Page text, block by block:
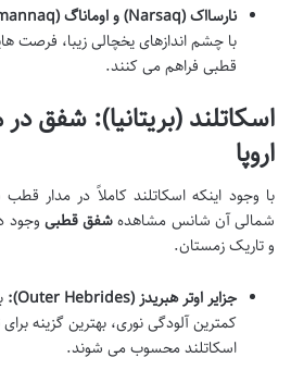
نارسااک (Narsaq) و اوماناگ (Uummannaq):
با چشم اندازهای یخچالی زیبا، فرصت
قطبی فراهم می کنند.
اسکاتلند (بریتانیا): شفق
اروپا
با وجود اینکه اسکاتلند کاملاً در مدار قطب
شمالی آن شانس مشاهدهشفق قطبی وجود
و تاریک زمستان.
جزایر اوتر هبریدز (Outer Hebrides):
کمترین آلودگی نوری، بهترین گزینه
اسکاتلند محسوب می شوند.